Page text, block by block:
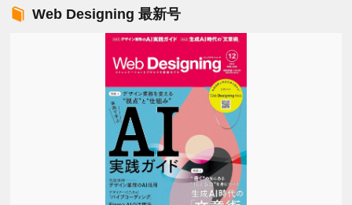
Web Designing 最新号